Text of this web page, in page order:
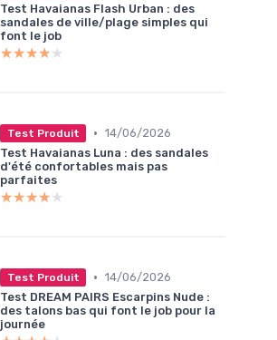
Test Havaianas Flash Urban : des
sandales de ville/plage simples qui
font le job
★★★★★
★★★★★
Test Produit • 14/06/2026
Test Havaianas Luna : des sandales
d'été confortables mais pas
parfaites
★★★★★
★★★★★
Test Produit • 14/06/2026
Test DREAM PAIRS Escarpins Nude :
des talons bas qui font le job pour la
journée